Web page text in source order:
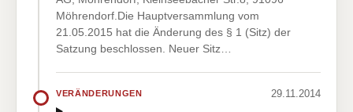
Möhrendorf.Die Hauptversammlung vom
21.05.2015 hat die Änderung des § 1 (Sitz) der
Satzung beschlossen. Neuer Sitz…
VERÄNDERUNGEN 29.11.2014